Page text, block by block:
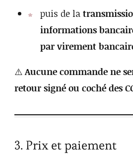
puis de la
informations
par virement
⚠️Aucune commande ne
retour signé ou coché des
3. Prix et paiement